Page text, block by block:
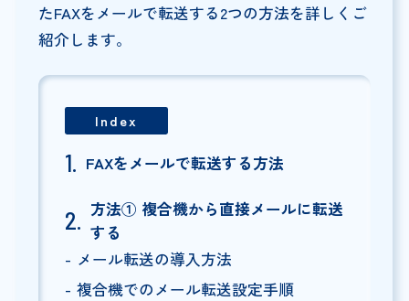
たFAXをメールで転送する2つの方法を詳しくご
紹介します。
Index
FAXをメールで転送する方法
方法① 複合機から直接メールに転送
する
メール転送の導入方法
複合機でのメール転送設定手順